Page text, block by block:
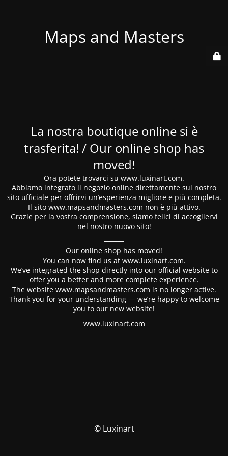
Maps and Masters
La nostra boutique online si è
trasferita! / Our online shop has
moved!
Ora potete trovarci su www.luxinart.com.
Abbiamo integrato il negozio online direttamente sul nostro
sito ufficiale per offrirvi un’esperienza migliore e più completa.
Il sito www.mapsandmasters.com non è più attivo.
Grazie per la vostra comprensione, siamo felici di accogliervi
nel nostro nuovo sito!
⸻
Our online shop has moved!
You can now find us at www.luxinart.com.
We’ve integrated the shop directly into our official website to
offer you a better and more complete experience.
The website www.mapsandmasters.com is no longer active.
Thank you for your understanding — we’re happy to welcome
you to our new website!
www.luxinart.com
© Luxinart